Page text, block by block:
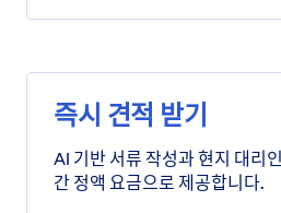
즉시 견적 받기
AI 기반 서류 작성과 현지 대리
간 정액 요금으로 제공합니다.